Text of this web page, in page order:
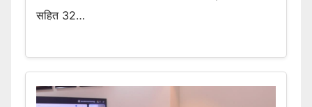
सहित 32…